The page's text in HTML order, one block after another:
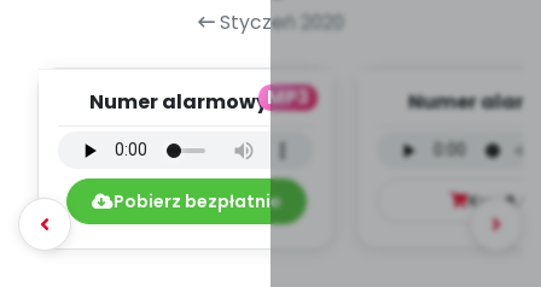
Styczeń 2020
MP3
Numer alarmowy -
(PD, mp3)
Pobierz bezpłatnie
Numer
mp3)
Kup 9.99